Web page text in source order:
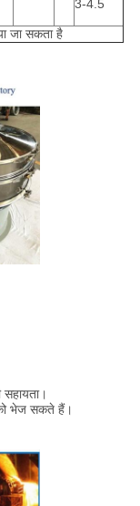
3-4.5
जा सकता है
को भेज सकते हैं।